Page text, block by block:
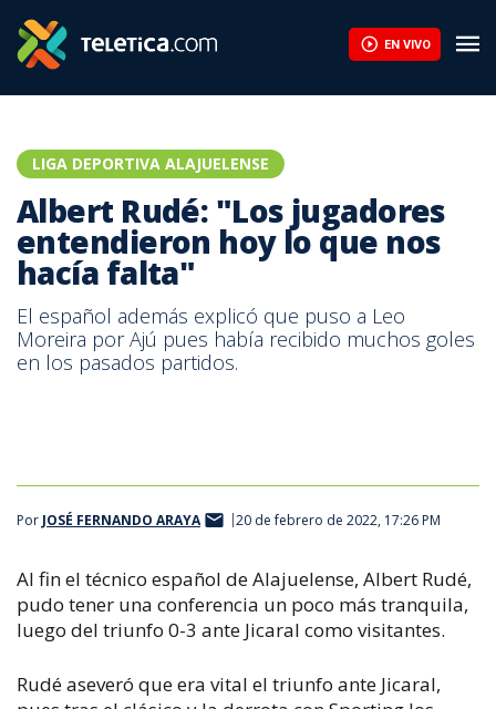
EN VIVO
LIGA DEPORTIVA ALAJUELENSE
Albert Rudé: "Los jugadores
entendieron hoy lo que nos
hacía falta"
El español además explicó que puso a Leo
Moreira por Ajú pues había recibido muchos goles
en los pasados partidos.
Por JOSÉ FERNANDO ARAYA 20 de febrero de 2022, 17:26 PM
Al fin el técnico español de Alajuelense, Albert Rudé,
pudo tener una conferencia un poco más tranquila,
luego del triunfo 0-3 ante Jicaral como visitantes.
Rudé aseveró que era vital el triunfo ante Jicaral,